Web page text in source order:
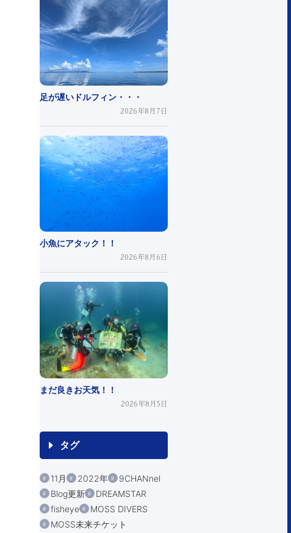
足が遅いドルフィン・・・
2026年8月7日
小魚にアタック！！
2026年8月6日
まだ良きお天気！！
2026年8月5日
タグ
11月 2022年
9CHANnel
Blog更新
DREAMSTAR
fisheye
MOSS DIVERS
MOSS未来チケット